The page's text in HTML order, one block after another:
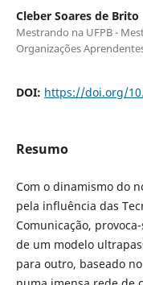
Cleber Soares de Brito
Mestrando na UFPB -
Organizações
DOI: https://doi.org/
Resumo
Com o dinamismo do
pela influência das
Comunicação,
de um modelo
para outro, baseado